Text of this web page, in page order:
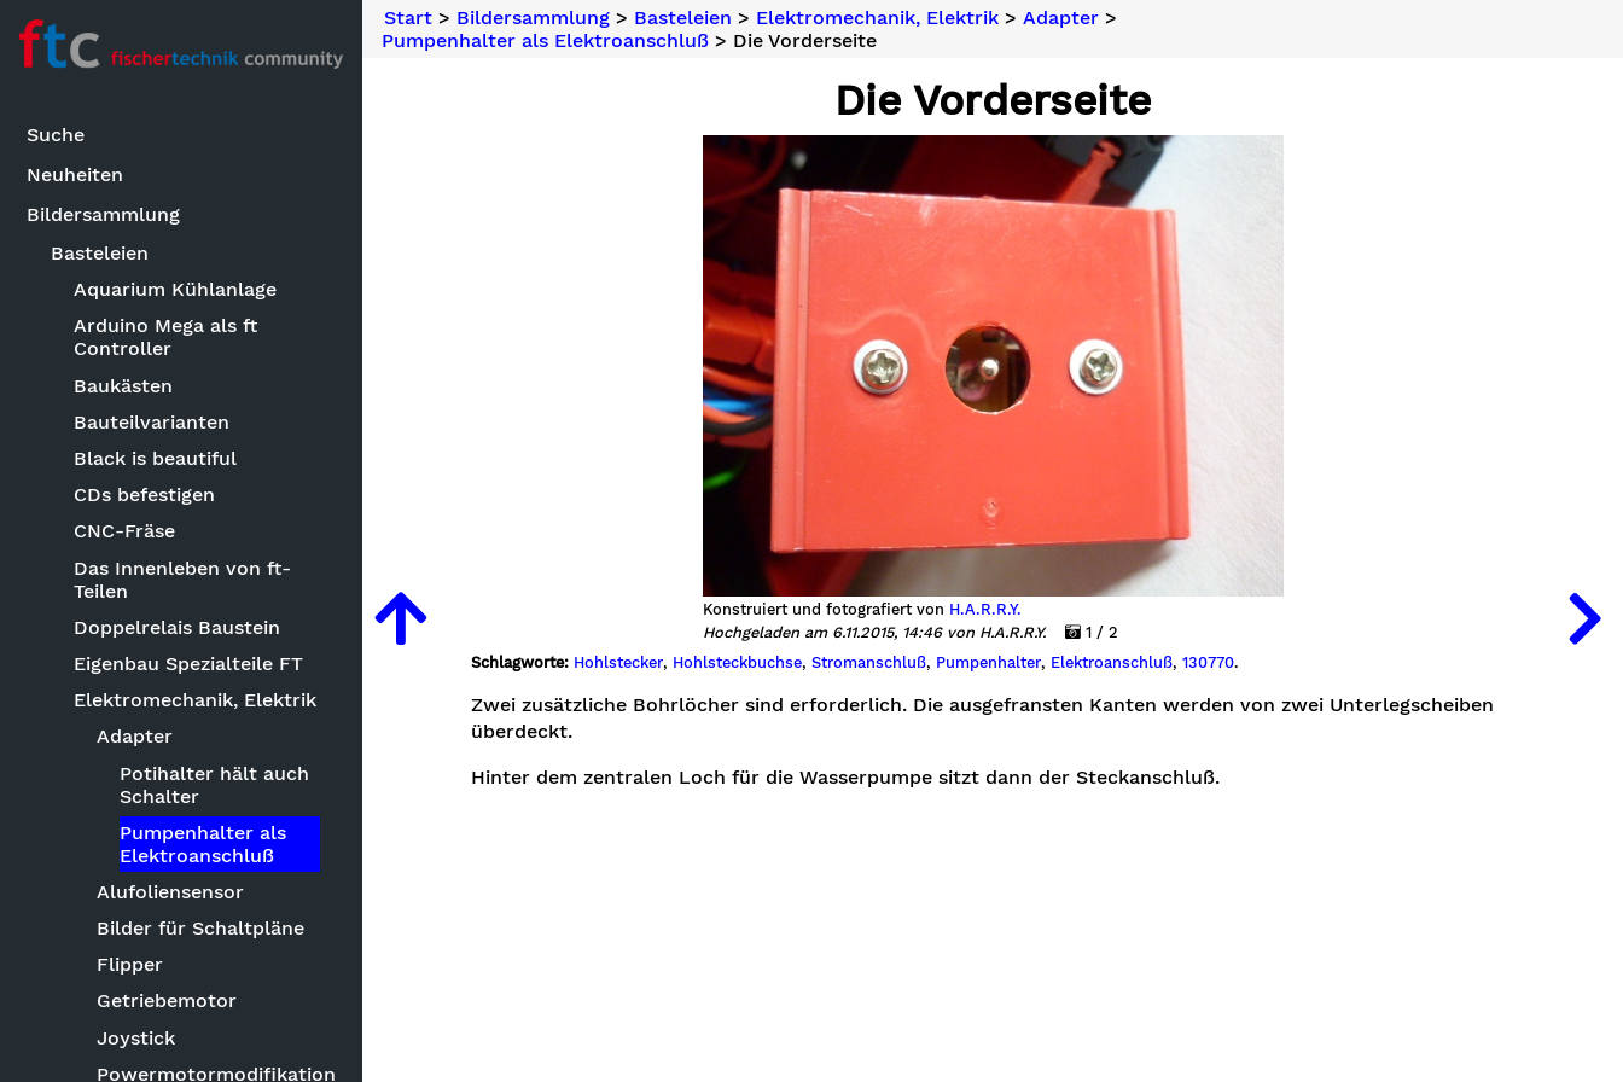
Suche
Neuheiten
Bildersammlung
Basteleien
Aquarium Kühlanlage
Arduino Mega als ft
Controller
Baukästen
Bauteilvarianten
Black is beautiful
CDs befestigen
CNC-Fräse
Das Innenleben von ft-
Teilen
Doppelrelais Baustein
Eigenbau Spezialteile FT
Elektromechanik, Elektrik
Adapter
Potihalter hält auch
Schalter
Pumpenhalter als
Elektroanschluß
Alufoliensensor
Bilder für Schaltpläne
Flipper
Getriebemotor
Joystick
Powermotormodifikation
Start> Bildersammlung> Basteleien > Elektromechanik, Elektrik> Adapter>
Pumpenhalter als Elektroanschluß > Die Vorderseite
Die Vorderseite
Konstruiert und fotografiert von H.A.R.R.Y.
Hochgeladen am 6.11.2015, 14:46 von H.A.R.R.Y.
1 / 2
Schlagworte: Hohlstecker, Hohlsteckbuchse, Stromanschluß, Pumpenhalter, Elektroanschluß, 130770.
Zwei zusätzliche Bohrlöcher sind erforderlich. Die ausgefransten Kanten werden von zwei Unterlegscheiben
überdeckt.
Hinter dem zentralen Loch für die Wasserpumpe sitzt dann der Steckanschluß.